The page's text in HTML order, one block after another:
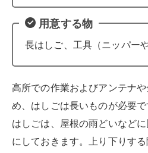
の破風（端部分）にステ
留められているので、取
アンテナ本体を取り外す
定するための土台）に取
なっています。ですので
3kgほどで、重量がありま
まず、落下させない場所
支柱や固定金具を外す